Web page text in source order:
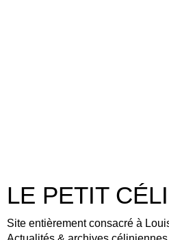
LE PETIT
Site entièrement consacré à